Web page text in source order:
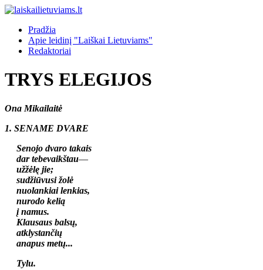
Pradžia
Apie leidinį "Laiškai Lietuviams"
Redaktoriai
TRYS ELEGIJOS
Ona Mikailaitė
1. SENAME DVARE
Senojo dvaro takais
dar tebevaikštau—
užžėlę jie;
sudžiūvusi žolė
nuolankiai lenkias,
nurodo kelią
į namus.
Klausaus balsų,
atklystančių
anapus metų...
Tylu.